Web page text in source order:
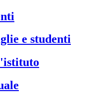
e studenti